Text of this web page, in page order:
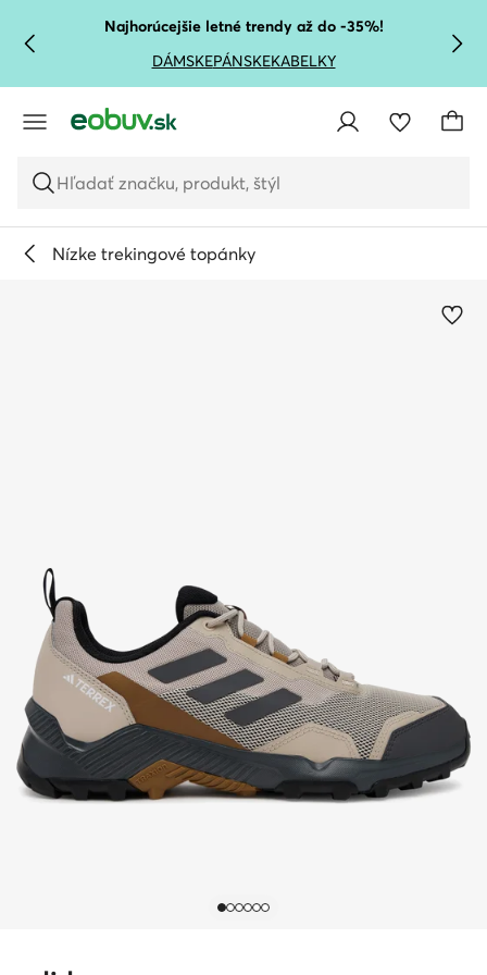
PREJSŤ NA HLAVNÝ OBSAH
PREJSŤ NA VYHĽADÁVANIE
Najhorúcejšie letné trendy až do -35%!
DÁMSKEPÁNSKEKABELKY
Hľadať značku, produkt, štýl
Nízke trekingové topánky